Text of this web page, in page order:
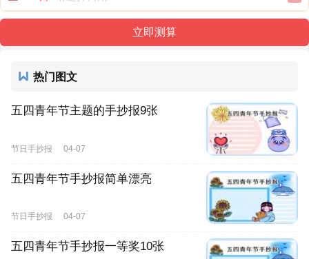
热门图文
五四青年节主题的手抄报9张
节日手抄报 04-07
五四青年节手抄报简单漂亮
节日手抄报 04-07
五四青年节手抄报一等奖10张